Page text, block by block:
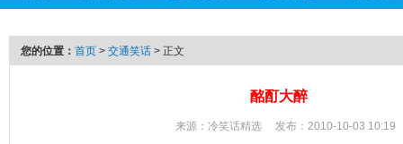
您的位置： 首页 > 交通笑话 > 正文
酩酊大醉
来源： 冷笑话精选 发布：2010-10-03 10:19